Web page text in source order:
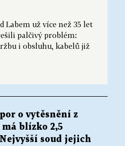
Labem už více než 35 let
palčivý problém:
i obsluhu, kabelů již
o vytěsnění z
má blízko 2,5
soud jejich